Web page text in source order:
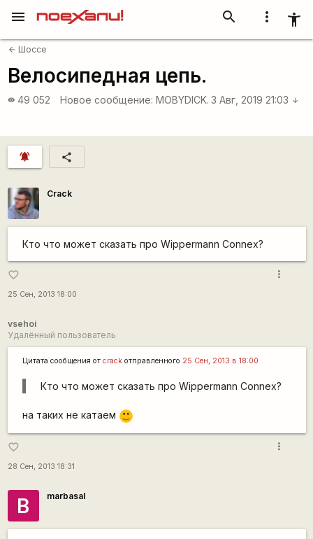
more_vert accessibility_new
search
menu
arrow_back Шоссе
Велосипедная цепь.
visibility 49 052 Новое сообщение: MOBYDICK. 3 Авг, 2019 21:03 arrow_downward
notifications_active share
Crack
Кто что может сказать про Wippermann Connex?
favorite_border
25 Сен, 2013 18:00
more_vert
vsehoi
Удалённый пользователь
Цитата сообщения от crackотправленного 25 Сен, 2013 в 18:00
Кто что может сказать про Wippermann Connex?
на таких не катаем :)
favorite_border
28 Сен, 2013 18:31
more_vert
В marbasal